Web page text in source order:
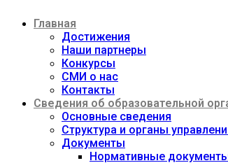
содержимому
Главная
Достижения
Наши партнеры
Конкурсы
СМИ о нас
Контакты
Сведения об образовательной
Основные сведения
Структура и органы
Документы
Нормативные